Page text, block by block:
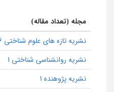
مجله (تعداد مقاله)
نشریه تازه های علوم شناختی 26
نشریه روانشناسی شناختی 1
نشریه پژوهنده 1